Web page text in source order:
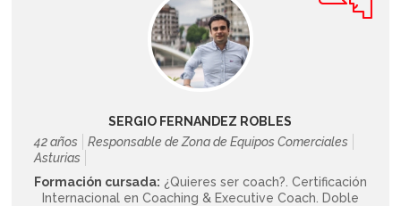
SERGIO FERNANDEZ ROBLES
42 años
Responsable de Zona de Equipos Comerciales
Asturias
Formación cursada: ¿Quieres ser coach?. Certificación
Internacional en Coaching & Executive Coach. Doble